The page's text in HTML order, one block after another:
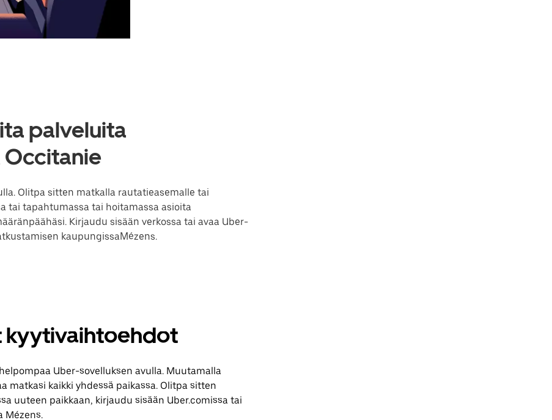
palveluita
Occitanie
Olitpa sitten matkalla rautatieasemalle tai
tai tapahtumassa tai hoitamassa asioita
Kirjaudu sisään verkossa tai avaa Uber-
kaupungissaMézens.
kyytivaihtoehdot
Uber-sovelluksen avulla. Muutamalla
matkasi kaikki yhdessä paikassa. Olitpa sitten
uuteen paikkaan, kirjaudu sisään Uber.comissa tai
Mézens.